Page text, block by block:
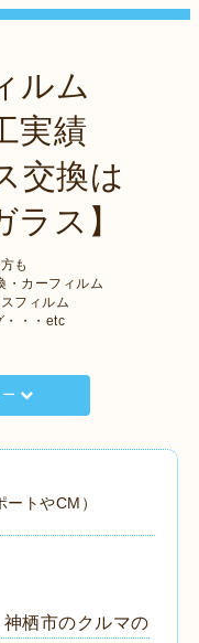
ルム
実績
交換は
ラス】
も
・カーフィルム
フィルム
・・・etc
トやCM）
栖市のクルマの